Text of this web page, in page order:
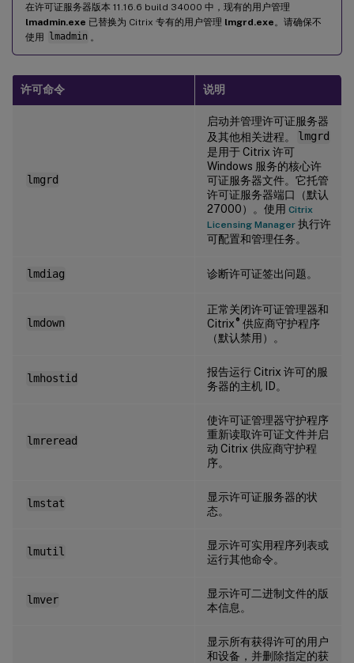
在许可证服务器版本 11.16.6 build 34000 中，现有的用户管理
lmadmin.exe 已替换为 Citrix 专有的用户管理 lmgrd.exe 。请确保不
使用
lmadmin 。
许可命令 说明
lmgrd
启动并管理许可证服务器
及其他相关进程。
lmgrd
是用于 Citrix 许可
Windows 服务的核心许
可证服务器文件。它托管
许可证服务器端口（默认
27000）。使用 Citrix
Licensing Manager 执行许
可配置和管理任务。
lmdiag 诊断许可证签出问题。
lmdown
正常关闭许可证管理器和
Citrix® 供应商守护程序
（默认禁用）。
lmhostid
报告运行 Citrix 许可的服
务器的主机 ID。
lmreread
使许可证管理器守护程序
重新读取许可证文件并启
动 Citrix 供应商守护程
序。
lmstat
显示许可证服务器的状
态。
lmutil
显示许可实用程序列表或
运行其他命令。
lmver
显示许可二进制文件的版
本信息。
显示所有获得许可的用户
和设备，并删除指定的获